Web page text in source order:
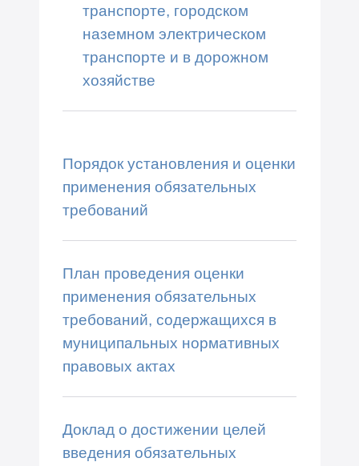
транспорте, городском
наземном электрическом
транспорте и в дорожном
хозяйстве
Порядок установления и оценки
применения обязательных
требований
План проведения оценки
применения обязательных
требований, содержащихся в
муниципальных нормативных
правовых актах
Доклад о достижении целей
введения обязательных